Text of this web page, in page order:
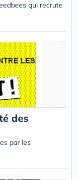
qui recrute
des
par les